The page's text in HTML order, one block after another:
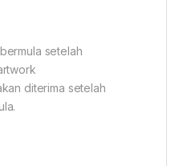
setelah
diterima setelah